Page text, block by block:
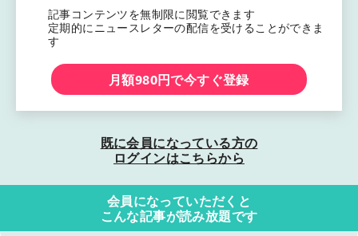
記事コンテンツを無制限に閲覧できます
定期的にニュースレターの配信を受けることができま
す
月額980円で今すぐ登録
既に会員になっている方の
ログインはこちらから
会員になっていただくと
こんな記事が読み放題です